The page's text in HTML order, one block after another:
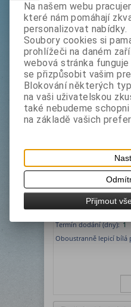
Hledat
1 2 3 4
Řadit
3M 110 12,7 mm
Termín dodání (dny):1
Oboustranně lepicí bílá
Na našem webu
které nám pomáhají
personalizovat nabídky.
Soubory cookies si
prohlížeči na daném
webová stránka
se přizpůsobit vašim
Blokování některých
na vaši uživatelskou
také nebudeme
na základě vašich
Přijmout